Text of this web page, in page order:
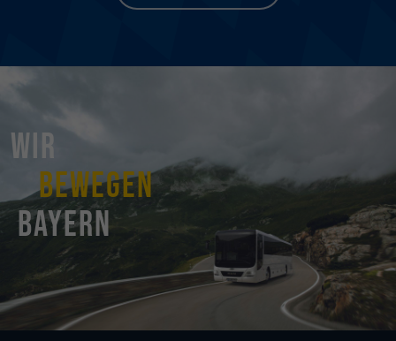
Wir
bewegen
Bayern